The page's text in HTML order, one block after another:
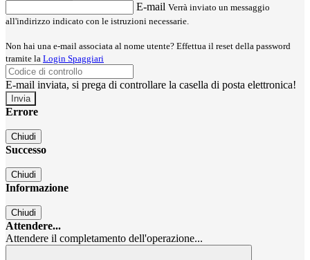
E-mail Verrà inviato un messaggio
all'indirizzo indicato con le istruzioni necessarie.
Non hai una e-mail associata al nome utente? Effettua il reset della password
tramite la Login Spaggiari
E-mail inviata, si prega di controllare la casella di posta elettronica!
Errore
Chiudi
Successo
Chiudi
Informazione
Chiudi
Attendere...
Attendere il completamento dell'operazione...